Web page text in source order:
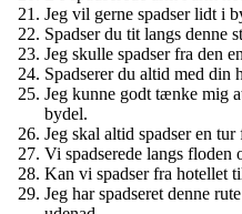
Jeg vil gerne spadser lidt i
Spadser du tit langs denne
Jeg skulle spadser fra den
Spadserer du altid med din
Jeg kunne godt tænke mig
bydel.
Jeg skal altid spadser en
Vi spadserede langs floden
Kan vi spadser fra hotellet
Jeg har spadseret denne